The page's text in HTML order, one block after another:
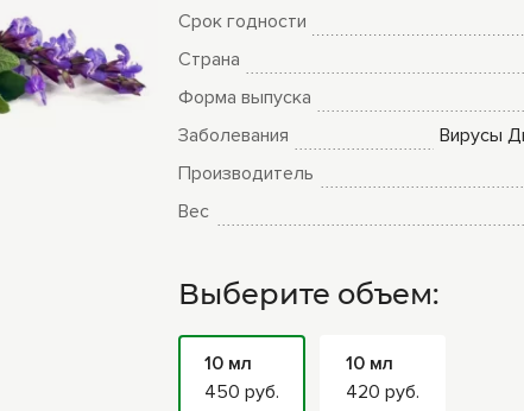
Срок годности
Страна
Форма выпуска
Заболевания
Вирусы
Производитель
Вес
Выберите объем:
10 мл
450 руб.
10 мл
420 руб.